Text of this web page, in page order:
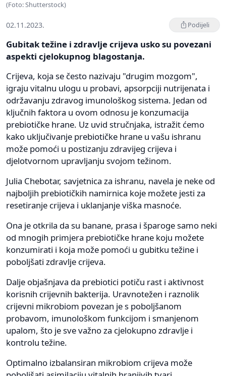
(Foto: Shutterstock)
02.11.2023. Podijeli
Gubitak težine i zdravlje crijeva usko su povezani
aspekti cjelokupnog blagostanja.
Crijeva, koja se često nazivaju "drugim mozgom",
igraju vitalnu ulogu u probavi, apsorpciji nutrijenata i
održavanju zdravog imunološkog sistema. Jedan od
ključnih faktora u ovom odnosu je konzumacija
prebiotičke hrane. Uz uvid stručnjaka, istražit ćemo
kako uključivanje prebiotičke hrane u vašu ishranu
može pomoći u postizanju zdravijeg crijeva i
djelotvornom upravljanju svojom težinom.
Julia Chebotar, savjetnica za ishranu, navela je neke od
najboljih prebiotičkih namirnica koje možete jesti za
resetiranje crijeva i uklanjanje viška masnoće.
Ona je otkrila da su banane, prasa i šparoge samo neki
od mnogih primjera prebiotičke hrane koju možete
konzumirati i koja može pomoći u gubitku težine i
poboljšati zdravlje crijeva.
Dalje objašnjava da prebiotici potiču rast i aktivnost
korisnih crijevnih bakterija. Uravnotežen i raznolik
crijevni mikrobiom povezan je s poboljšanom
probavom, imunološkom funkcijom i smanjenom
upalom, što je sve važno za cjelokupno zdravlje i
kontrolu težine.
Optimalno izbalansiran mikrobiom crijeva može